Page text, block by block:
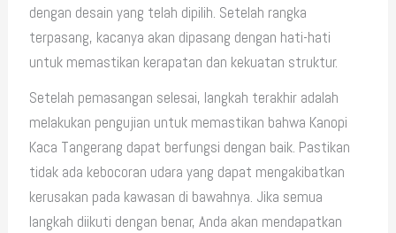
dengan desain yang telah dipilih. Setelah rangka
terpasang, kacanya akan dipasang dengan hati-hati
untuk memastikan kerapatan dan kekuatan struktur.
Setelah pemasangan selesai, langkah terakhir adalah
melakukan pengujian untuk memastikan bahwa Kanopi
Kaca Tangerang dapat berfungsi dengan baik. Pastikan
tidak ada kebocoran udara yang dapat mengakibatkan
kerusakan pada kawasan di bawahnya. Jika semua
langkah diikuti dengan benar, Anda akan mendapatkan